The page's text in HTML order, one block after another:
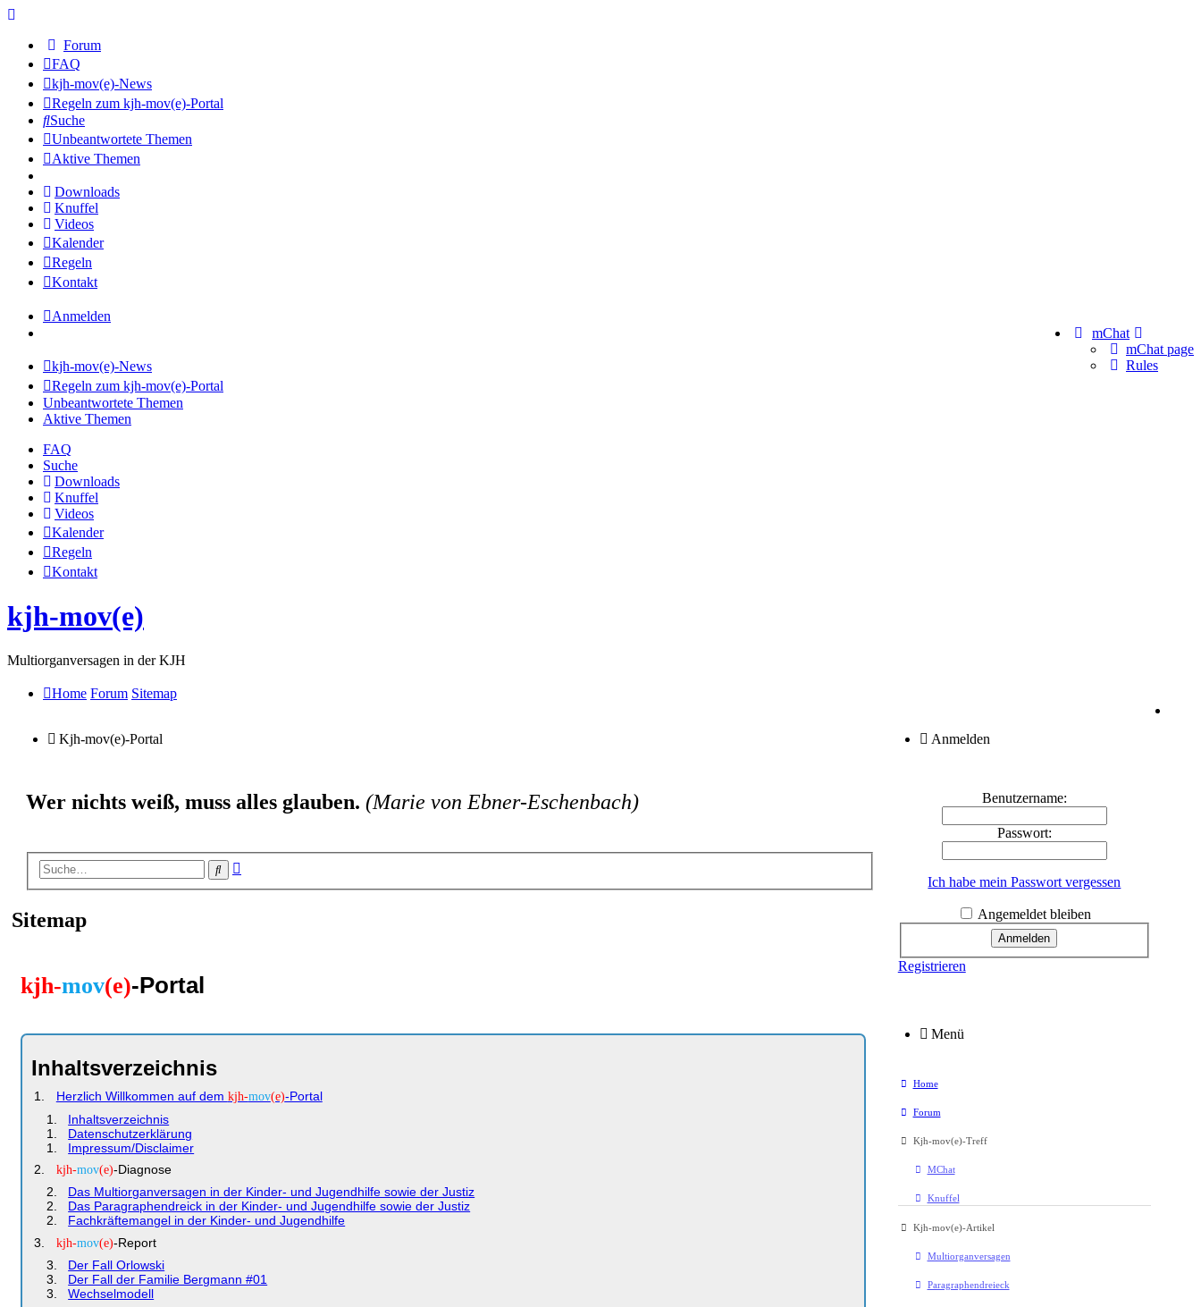
Forum
FAQ
kjh-mov(e)-News
Regeln zum kjh-mov(e)-Portal
Suche
Unbeantwortete Themen
Aktive Themen
Downloads
Knuffel
Videos
Kalender
Regeln
Kontakt
Anmelden
mChat
mChat page
Rules
kjh-mov(e)-News
Regeln zum kjh-mov(e)-Portal
Unbeantwortete Themen
Aktive Themen
FAQ
Suche
Downloads
Knuffel
Videos
Kalender
Regeln
Kontakt
kjh-mov(e)
Multiorganversagen in der KJH
Home Forum Sitemap
Kjh-mov(e)-Portal
Wer nichts weiß, muss alles glauben. (Marie von Ebner-Eschenbach)
Suche
Sitemap
kjh-mov(e)-Portal
Inhaltsverzeichnis
Herzlich Willkommen auf dem kjh-mov(e)-Portal
Inhaltsverzeichnis
Datenschutzerklärung
Impressum/Disclaimer
kjh-mov(e)-Diagnose
Das Multiorganversagen in der Kinder- und Jugendhilfe sowie der Justiz
Das Paragraphendreick in der Kinder- und Jugendhilfe sowie der Justiz
Fachkräftemangel in der Kinder- und Jugendhilfe
kjh-mov(e)-Report
Der Fall Orlowski
Der Fall der Familie Bergmann #01
Wechselmodell
Anmelden
Benutzername:
Passwort:
Ich habe mein Passwort vergessen
Angemeldet bleiben
Registrieren
Menü
Home
Forum
Kjh-mov(e)-Treff
MChat
Knuffel
Kjh-mov(e)-Artikel
Multiorganversagen
Paragraphendreieck